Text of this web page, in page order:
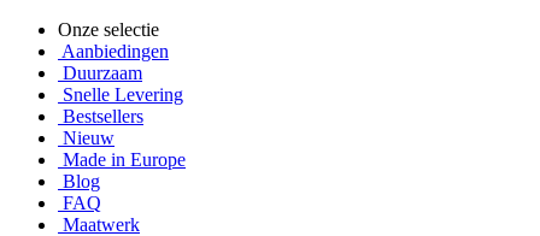
Onze selectie
Aanbiedingen
Duurzaam
Snelle Levering
Bestsellers
Nieuw
Made in Europe
Blog
FAQ
Maatwerk